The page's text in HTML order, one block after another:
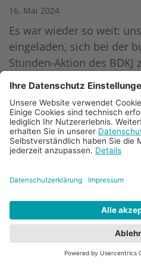
16. Mai 2024
Es war wieder so weit:
eingeladen, sich bei der
Stunden-Aktion des
haben zugesagt! In ganz
ab Donnerstag, dem 18.
die „Welt ein Stückchen
Mehr